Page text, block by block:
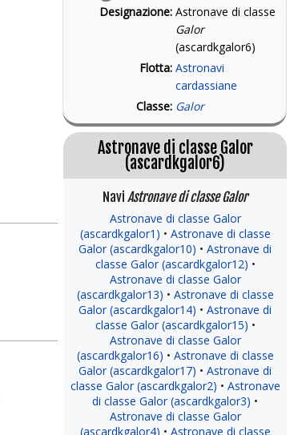
Designazione: Astronave di classe
Galor
(ascardkgalor6)
Flotta: Astronavi
cardassiane
Classe: Galor
Astronave di classe Galor
(ascardkgalor6)
Navi Astronave di classe Galor
Astronave di classe Galor
(ascardkgalor1)
Astronave di classe
Galor (ascardkgalor10)
Astronave di
classe Galor (ascardkgalor12)
Astronave di classe Galor
(ascardkgalor13)
Astronave di classe
Galor (ascardkgalor14)
Astronave di
classe Galor (ascardkgalor15)
Astronave di classe Galor
(ascardkgalor16)
Astronave di classe
Galor (ascardkgalor17)
Astronave di
classe Galor (ascardkgalor2)
Astronave
di classe Galor (ascardkgalor3)
Astronave di classe Galor
(ascardkgalor4)
Astronave di classe